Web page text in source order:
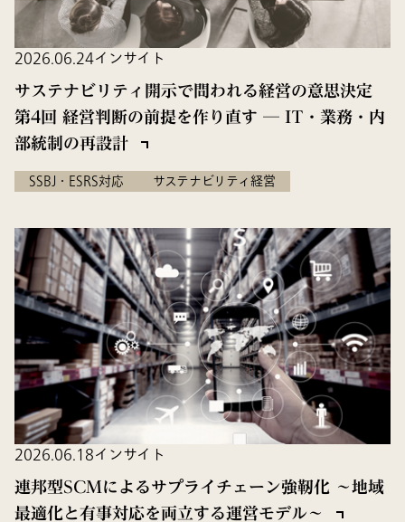
2026.06.24インサイト
サステナビリティ開示で問われる経営の意思決定
第4回 経営判断の前提を作り直す ─ IT・業務・内
部統制の再設計
SSBJ・ESRS対応 サステナビリティ経営
2026.06.18インサイト
連邦型SCMによるサプライチェーン強靭化 〜地域
最適化と有事対応を両立する運営モデル〜